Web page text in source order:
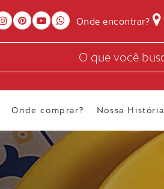
Onde encontrar?
Onde comprar? Nossa História